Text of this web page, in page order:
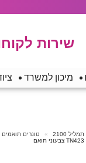
שירות
מיכון למשרד
תמליל 2100 טונרים תואמים
TN423 צבעוני תואם